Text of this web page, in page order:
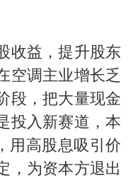
收益，提升股东
空调主业增长乏
段，把大量现金
投入新赛道，本
用高股息吸引价
，为资本方退出